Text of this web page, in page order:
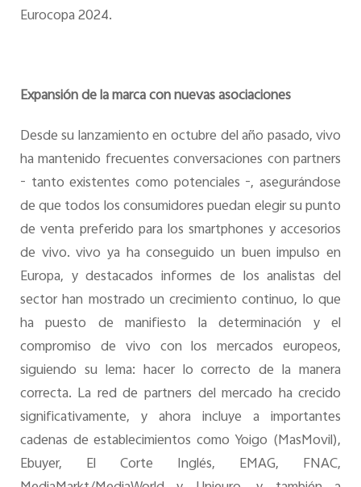
Eurocopa 2024.
Expansión de la marca con nuevas asociaciones
Desde su lanzamiento en octubre del año pasado, vivo
ha mantenido frecuentes conversaciones con partners
- tanto existentes como potenciales -, asegurándose
de que todos los consumidores puedan elegir su punto
de venta preferido para los smartphones y accesorios
de vivo. vivo ya ha conseguido un buen impulso en
Europa, y destacados informes de los analistas del
sector han mostrado un crecimiento continuo, lo que
ha puesto de manifiesto la determinación y el
compromiso de vivo con los mercados europeos,
siguiendo su lema: hacer lo correcto de la manera
correcta. La red de partners del mercado ha crecido
significativamente, y ahora incluye a importantes
cadenas de establecimientos como Yoigo (MasMovil),
Ebuyer, El Corte Inglés, EMAG, FNAC,